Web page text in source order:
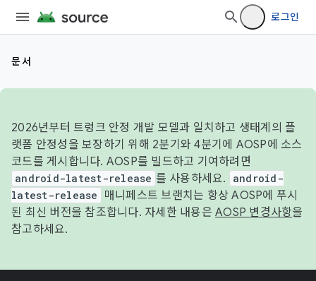
로그인
문서
2026년부터 트렁크 안정 개발 모델과 일치하고 생태계의 플
랫폼 안정성을 보장하기 위해 2분기와 4분기에 AOSP에 소스
코드를 게시합니다. AOSP를 빌드하고 기여하려면
android-latest-release 를 사용하세요.
android-
latest-release
매니페스트 브랜치는 항상 AOSP에 푸시
된 최신 버전을 참조합니다. 자세한 내용은 AOSP 변경사항을
참고하세요.